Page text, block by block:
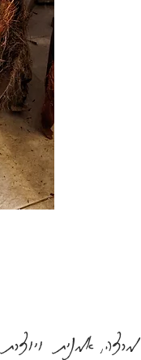
אמנית ויוצרת